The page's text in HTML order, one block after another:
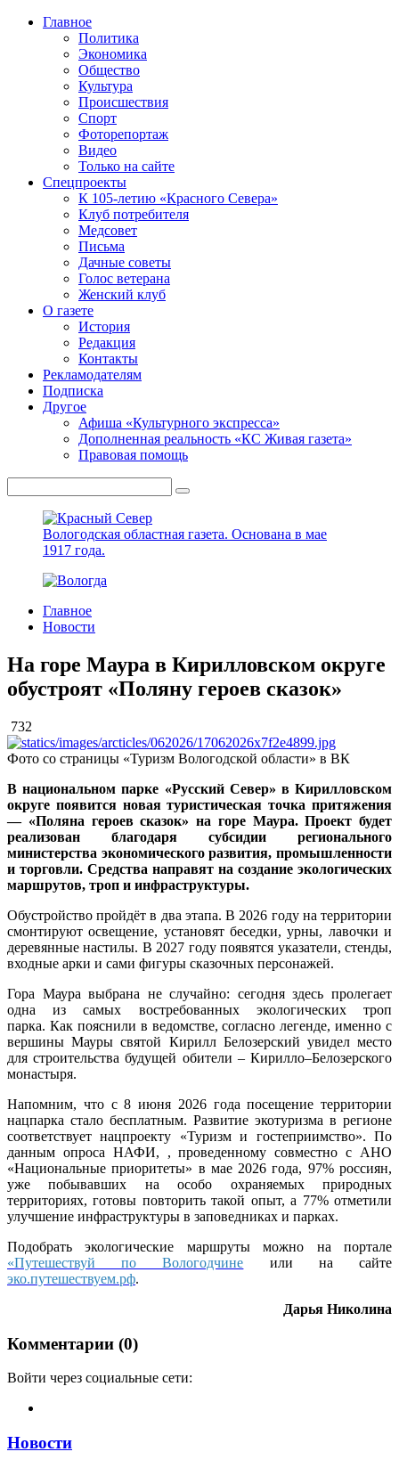
Главное
Политика
Экономика
Общество
Культура
Происшествия
Спорт
Фоторепортаж
Видео
Только на сайте
Спецпроекты
К 105-летию «Красного Севера»
Клуб потребителя
Медсовет
Письма
Дачные советы
Голос ветерана
Женский клуб
О газете
История
Редакция
Контакты
Рекламодателям
Подписка
Другое
Афиша «Культурного экспресса»
Дополненная реальность «КС Живая газета»
Правовая помощь
Вологодская областная газета. Основана в мае
1917 года.
Главное
Новости
На горе Маура в Кирилловском округе
обустроят «Поляну героев сказок»
732
Фото со страницы «Туризм Вологодской области» в ВК
В национальном парке «Русский Север» в Кирилловском
округе появится новая туристическая точка притяжения
— «Поляна героев сказок» на горе Маура. Проект будет
реализован благодаря субсидии регионального
министерства экономического развития, промышленности
и торговли. Средства направят на создание экологических
маршрутов, троп и инфраструктуры.
Обустройство пройдёт в два этапа. В 2026 году на территории
смонтируют освещение, установят беседки, урны, лавочки и
деревянные настилы. В 2027 году появятся указатели, стенды,
входные арки и сами фигуры сказочных персонажей.
Гора Маура выбрана не случайно: сегодня здесь пролегает
одна из самых востребованных экологических троп
парка. Как пояснили в ведомстве, согласно легенде, именно с
вершины Мауры святой Кирилл Белозерский увидел место
для строительства будущей обители – Кирилло–Белозерского
монастыря.
Напомним, что с 8 июня 2026 года посещение территории
нацпарка стало бесплатным. Развитие экотуризма в регионе
соответствует нацпроекту «Туризм и гостеприимство». По
данным опроса НАФИ, , проведенному совместно с АНО
«Национальные приоритеты» в мае 2026 года, 97% россиян,
уже побывавших на особо охраняемых природных
территориях, готовы повторить такой опыт, а 77% отметили
улучшение инфраструктуры в заповедниках и парках.
Подобрать экологические маршруты можно на портале
«Путешествуй по Вологодчине
или на сайте
эко.путешествуем.рф.
Дарья Николина
Комментарии (0)
Войти через социальные сети:
Новости